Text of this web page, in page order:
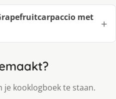
met
kooklogboek te staan.